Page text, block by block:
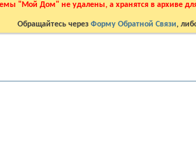
"Мой Дом" не удалены, а хранятся в архиве
Обращайтесь через Форму Обратной Связи,